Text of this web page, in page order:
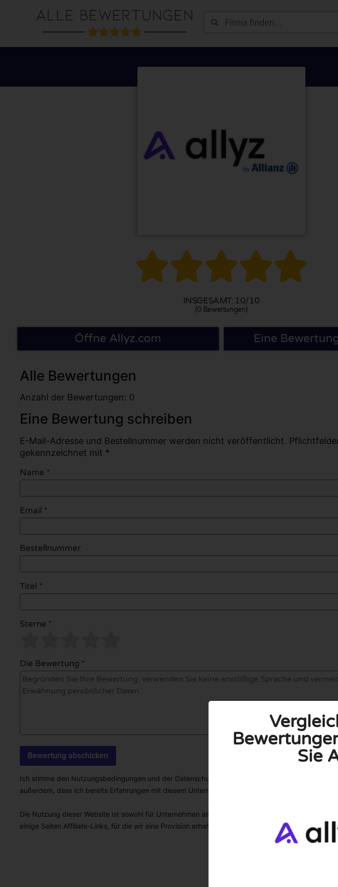

INSGESAMT: 10/10
(0 Bewertungen)
Öffne Allyz.com Eine
Alle Bewertungen
Anzahl der Bewertungen: 0
Eine Bewertung schreiben
E-Mail-Adresse und Bestellnummer werden nicht veröffentlicht.
gekennzeichnet mit *
Name *
Email *
Bestellnummer
Titel *
Sterne *
Die Bewertung *
Ich stimme den Nutzungsbedingungen und der Datenschutzrichtlinie zu, indem ich diese
außerdem, dass ich bereits Erfahrungen mit diesem Unternehmen gemacht habe.
Die Nutzung dieser Website ist sowohl für Unternehmen als auch für Nutzer völlig kostenlos. Aus
einige Seiten Affiliate-Links, für die wir eine Provision erhalten können.
Sie